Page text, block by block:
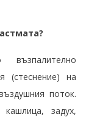
(стеснение) на
поток.
задух,